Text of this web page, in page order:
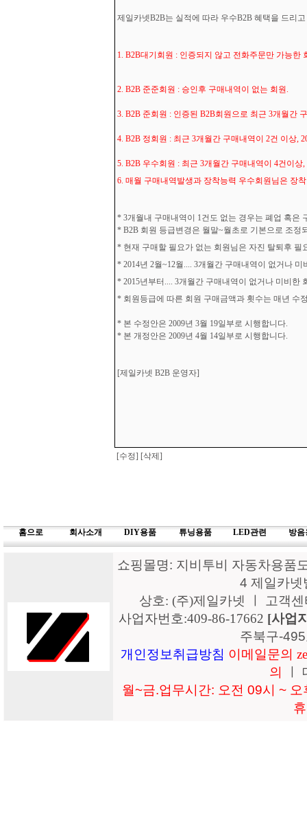
제일카넷B2B는 실적에 따라 우수B2B 혜택을 드리
1. B2B대기회원 : 인증되지 않고 전화주문만 가능한
2. B2B 준준회원 : 승인후 구매내역이 없는 회원.
3. B2B 준회원 : 인증된 B2B회원으로 최근 3개월간
4. B2B 정회원 : 최근 3개월간 구매내역이 2건 이상,
5. B2B 우수회원 : 최근 3개월간 구매내역이 4건이
6. 매월 구매내역발생과 장착능력 우수회원님은 장
* 3개월내 구매내역이 1건도 없는 경우는 폐업 혹은
* B2B 회원 등급변경은 월말~월초로 기본으로 조정
* 현재 구매할 필요가 없는 회원님은 자진 탈퇴후 필
* 2014년 2월~12월.... 3개월간 구매내역이 없거나
* 2015년부터.... 3개월간 구매내역이 없거나 미비한
* 회원등급에 따른 회원 구매금액과 횟수는 매년 수
* 본 수정안은 2009년 3월 19일부로 시행합니다.
* 본 개정안은 2009년 4월 14일부로 시행합니다.
[제일카넷 B2B 운영자]
[수정] [삭제]
홈으로 회사소개 DIY용품 튜닝용품 LED관련 방음
쇼핑몰명: 지비투비 자동차용품
4 제일카
상호: (주)제일카넷 ㅣ 고객
사업자번호:409-86-17662 [사업
주북구-
개인정보취급방침 이메일문의
의
월~금.업무시간: 오전 09시 ~